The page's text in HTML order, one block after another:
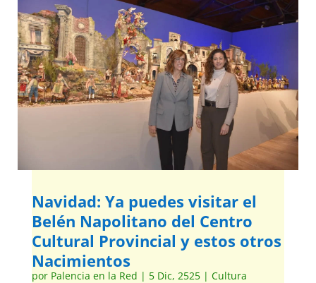
Navidad: Ya puedes visitar el
Belén Napolitano del Centro
Cultural Provincial y estos otros
Nacimientos
por Palencia en la Red | 5 Dic, 2525| Cultura